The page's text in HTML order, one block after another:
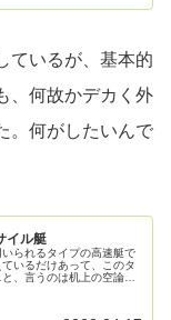
ているが、基本的
、何故かデカく外
。何がしたいんで
イル艇
られるタイプの高速艇で
いるだけあって、このタ
、言うのは机上の空論ら